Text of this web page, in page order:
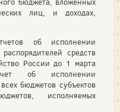
бюджета, вложенных
лиц, и доходах,
об исполнении
средств
России до 1 марта
об исполнении
бюджетов субъектов
исполняемых